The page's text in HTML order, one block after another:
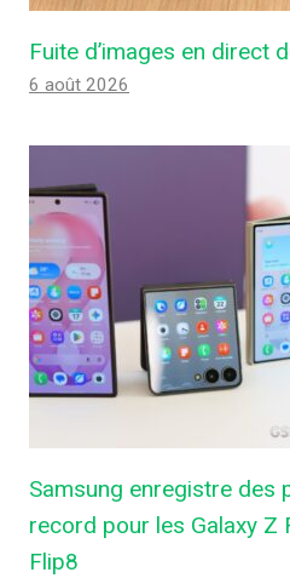
Fuite d’images en direct
6 août 2026
Samsung enregistre des
record pour les Galaxy Z
Flip8